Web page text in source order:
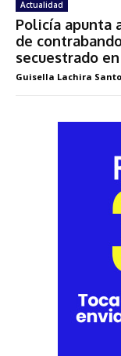
Actualidad
Policía apunta
de
secuestrado
Guisella Lachira